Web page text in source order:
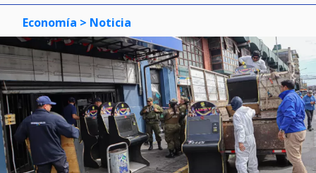
Economía > Noticia